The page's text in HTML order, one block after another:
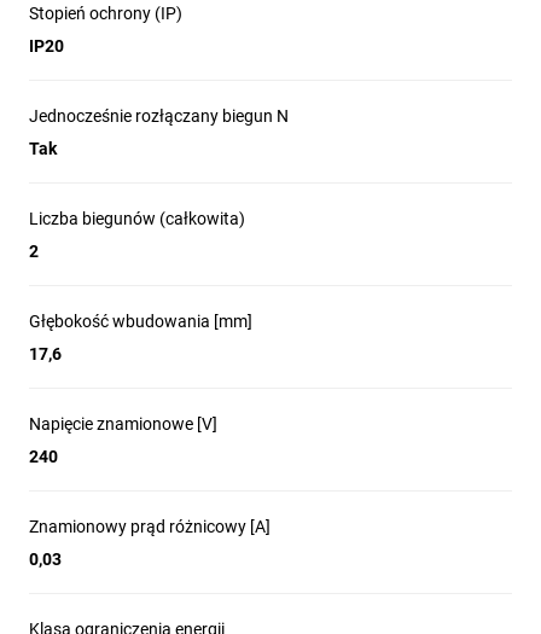
Stopień ochrony (IP)
IP20
Jednocześnie rozłączany biegun N
Tak
Liczba biegunów (całkowita)
2
Głębokość wbudowania [mm]
17,6
Napięcie znamionowe [V]
240
Znamionowy prąd różnicowy [A]
0,03
Klasa ograniczenia energii